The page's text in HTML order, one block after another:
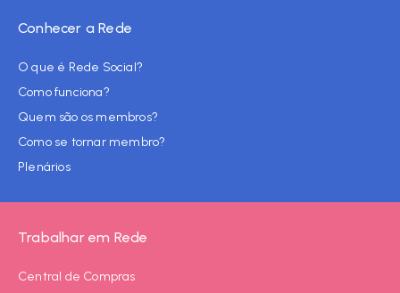
Conhecer a Rede
O que é Rede Social?
Como funciona?
Quem são os membros?
Como se tornar membro?
Plenários
Trabalhar em Rede
Central de Compras